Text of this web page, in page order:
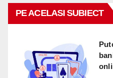
PE ACELASI SUBIECT